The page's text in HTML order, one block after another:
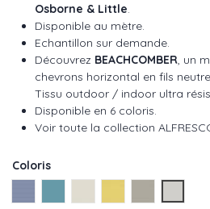
Osborne & Little
Disponible au mètre.
Echantillon sur demande.
Découvrez BEACHCOMBER , un
chevrons horizontal en fils
Tissu outdoor / indoor ultra
Disponible en 6 coloris.
Voir toute la collection
Coloris